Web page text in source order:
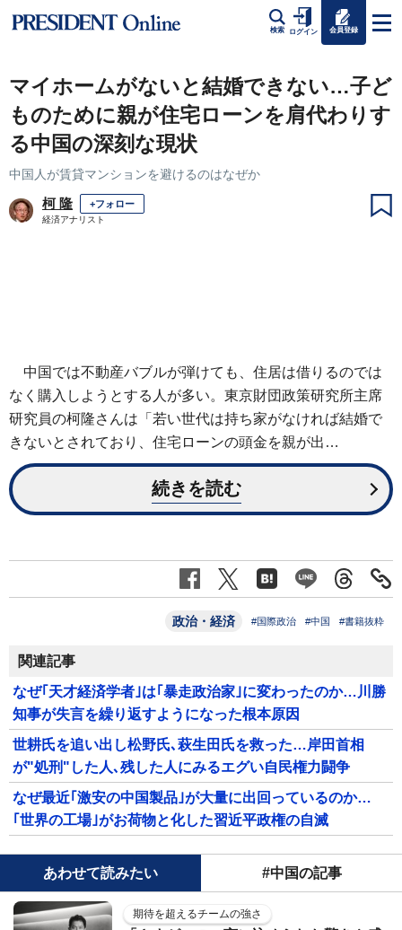
検索 ログイン 会員登録
マイホームがないと結婚できない…子ど
ものために親が住宅ローンを肩代わりす
る中国の深刻な現状
中国人が賃貸マンションを避けるのはなぜか
柯 隆 +フォロー
経済アナリスト
中国では不動産バブルが弾けても、住居は借りるのでは
なく購入しようとする人が多い。東京財団政策研究所主席
研究員の柯隆さんは「若い世代は持ち家がなければ結婚で
きないとされており、住宅ローンの頭金を親が出…
続きを読む
政治・経済 #国際政治 #中国 #書籍抜粋
関連記事
なぜ｢天才経済学者｣は｢暴走政治家｣に変わったのか…川勝
知事が失言を繰り返すようになった根本原因
世耕氏を追い出し松野氏､萩生田氏を救った…岸田首相
が"処刑"した人､残した人にみるエグい自民権力闘争
なぜ最近｢激安の中国製品｣が大量に出回っているのか…
｢世界の工場｣がお荷物と化した習近平政権の自滅
あわせて読みたい #中国の記事
期待を超えるチームの強さ